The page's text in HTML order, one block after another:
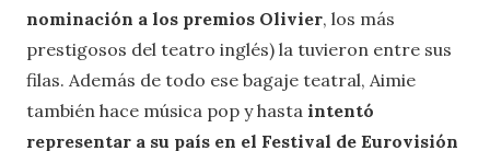
nominación a los premios Olivier, los más
prestigosos del teatro inglés) la tuvieron entre sus
filas. Además de todo ese bagaje teatral, Aimie
también hace música pop y hasta intentó
representar a su país en el Festival de Eurovisión